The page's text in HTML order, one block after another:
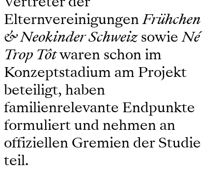
ElternvereinigungenFrühchen
& Neokinder SchweizsowieNé
Trop Tôtwaren schon im
Konzeptstadium am Projekt
beteiligt, haben
familienrelevante Endpunkte
formuliert und nehmen an
offiziellen Gremien der Studie
teil.